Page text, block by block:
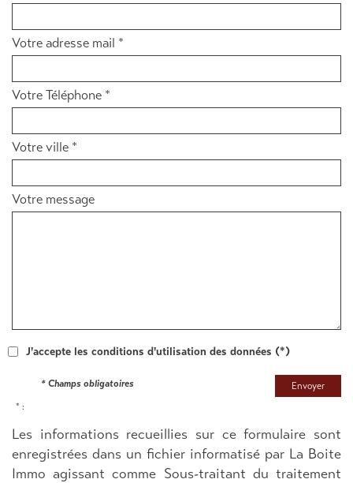
Votre adresse mail *
Votre Téléphone *
Votre ville *
Votre message
J'accepte les conditions d'utilisation des données (*)
Envoyer
* Champs obligatoires
* :
Les informations recueillies sur ce formulaire sont
enregistrées dans un fichier informatisé par La Boite
Immo agissant comme Sous-traitant du traitement